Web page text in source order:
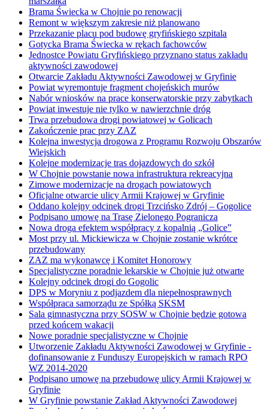
Brama Świecka w Chojnie po renowacji
Remont w większym zakresie niż planowano
Przekazanie placu pod budowę gryfińskiego szpitala
Gotycka Brama Świecka w rękach fachowców
Jednostce Powiatu Gryfińskiego przyznano status zakładu
aktywności zawodowej
Otwarcie Zakładu Aktywności Zawodowej w Gryfinie
Powiat wyremontuje fragment chojeńskich murów
Nabór wniosków na prace konserwatorskie przy zabytkach
Powiat inwestuje nie tylko w nawierzchnie dróg
Trwa przebudowa drogi powiatowej w Golicach
Zakończenie prac przy ZAZ
Kolejna inwestycja drogowa z Programu Rozwoju Obszarów
Wiejskich
Kolejne modernizacje tras dojazdowych do szkół
W Chojnie powstanie nowa infrastruktura rekreacyjna
Zimowe modernizacje na drogach powiatowych
Oficjalne otwarcie ulicy Armii Krajowej w Gryfinie
Oddano kolejny odcinek drogi Trzcińsko Zdrój – Gogolice
Podpisano umowę na Trasę Zielonego Pogranicza
Nowa droga efektem współpracy z kopalnią „Golice”
Most przy ul. Mickiewicza w Chojnie zostanie wkrótce
przebudowany
ZAZ ma wykonawcę i Komitet Honorowy
Specjalistyczne poradnie lekarskie w Chojnie już otwarte
Kolejny odcinek drogi do Gogolic
DPS w Moryniu z podjazdem dla niepełnosprawnych
Współpraca samorządu ze Spółką SKSM
Sala gimnastyczna przy SOSW w Chojnie będzie gotowa
przed końcem wakacji
Nowe poradnie specjalistyczne w Chojnie
Utworzenie Zakładu Aktywności Zawodowej w Gryfinie -
dofinansowanie z Funduszy Europejskich w ramach RPO
WZ 2014-2020
Podpisano umowę na przebudowę ulicy Armii Krajowej w
Gryfinie
W Gryfinie powstanie Zakład Aktywności Zawodowej